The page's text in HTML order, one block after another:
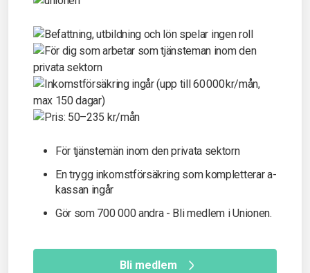
För tjänstemän inom den privata sektorn
En trygg inkomst­försäkring som kompletterar a-
kassan ingår
Gör som 700 000 andra - Bli medlem i Unionen.
Bli medlem